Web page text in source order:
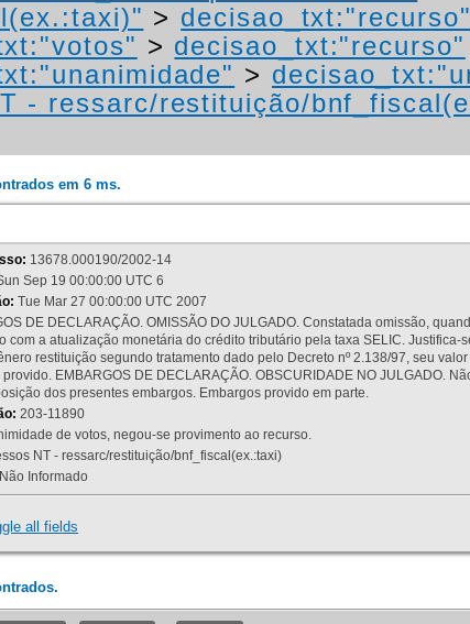
> decisao_txt:"recurso"
> decisao_txt:"recurso"
>
- ressarc/restituição/
em 6 ms.
13678.000190/2002-14
Sep 19 00:00:00 UTC 6
Tue Mar 27 00:00:00 UTC 2007
DE DECLARAÇÃO. OMISSÃO DO JULGADO. Constatada omissão,
com a atualização monetária do crédito tributário pela taxa SELIC.
restituição segundo tratamento dado pelo Decreto nº 2.138/97, seu
EMBARGOS DE DECLARAÇÃO. OBSCURIDADE NO JULGADO.
dos presentes embargos. Embargos provido em parte.
203-11890
de votos, negou-se provimento ao recurso.
NT - ressarc/restituição/bnf_fiscal(ex.:taxi)
Não Informado
all fields